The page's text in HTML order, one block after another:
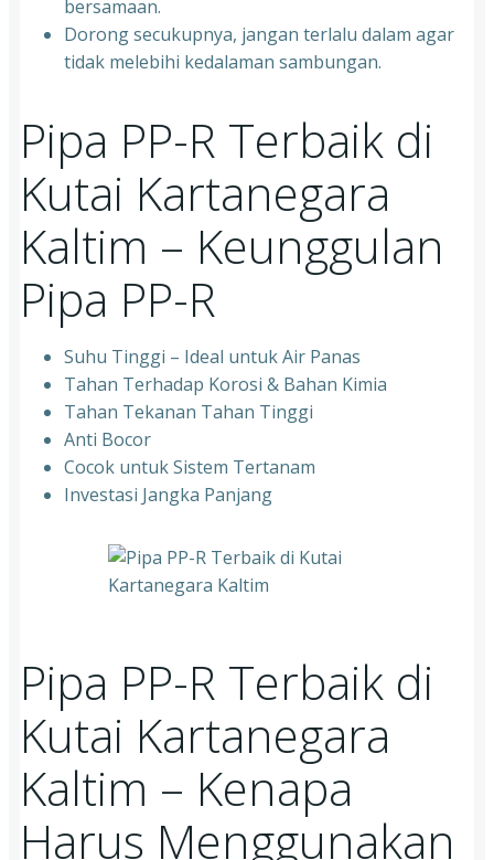
bersamaan.
Dorong secukupnya, jangan terlalu dalam agar
tidak melebihi kedalaman sambungan.
Pipa PP-R Terbaik di
Kutai Kartanegara
Kaltim – Keunggulan
Pipa PP-R
Suhu Tinggi – Ideal untuk Air Panas
Tahan Terhadap Korosi & Bahan Kimia
Tahan Tekanan Tahan Tinggi
Anti Bocor
Cocok untuk Sistem Tertanam
Investasi Jangka Panjang
Pipa PP-R Terbaik di
Kutai Kartanegara
Kaltim – Kenapa
Harus Menggunakan